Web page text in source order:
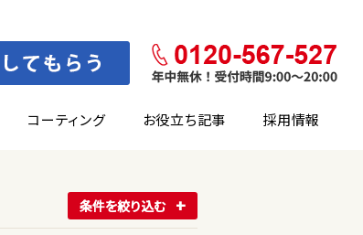
コーティング お役立ち記事 採用情報
条件を絞り込む